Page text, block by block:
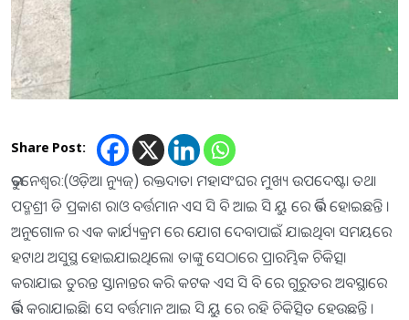
Share Post:
ଭୁବନେଶ୍ବର:(ଓଡ଼ିଆ ନ୍ୟୁଜ୍) ରକ୍ତଦାତା ମହାସଂଘର ମୁଖ୍ୟ ଉପଦେଷ୍ଟା ତଥା
ପଦ୍ମଶ୍ରୀ ଡି ପ୍ରକାଶ ରାଓ ବର୍ତ୍ତମାନ ଏସ ସି ବି ଆଇ ସି ୟୁ ରେ ଭର୍ତ୍ତି ହୋଇଛନ୍ତି ।
ଅନୁଗୋଳ ର ଏକ କାର୍ଯ୍ୟକ୍ରମ ରେ ଯୋଗ ଦେବାପାଇଁ ଯାଇଥିବା ସମୟରେ
ହଟାଥ ଅସୁସ୍ଥ ହୋଇଯାଇଥିଲେ। ତାଙ୍କୁ ସେଠାରେ ପ୍ରାରମ୍ଭିକ ଚିକିତ୍ସା
କରାଯାଇ ତୁରନ୍ତ ସ୍ତାନାନ୍ତର କରି କଟକ ଏସ ସି ବି ରେ ଗୁରୁତର ଅବସ୍ଥାରେ
ଭର୍ତ୍ତି କରାଯାଇଛି। ସେ ବର୍ତ୍ତମାନ ଆଇ ସି ୟୁ ରେ ରହି ଚିକିତ୍ସିତ ହେଉଛନ୍ତି ।